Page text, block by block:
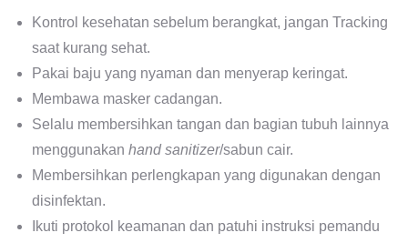
Kontrol kesehatan sebelum berangkat, jangan Tracking
saat kurang sehat.
Pakai baju yang nyaman dan menyerap keringat.
Membawa masker cadangan.
Selalu membersihkan tangan dan bagian tubuh lainnya
menggunakan hand sanitizer/sabun cair.
Membersihkan perlengkapan yang digunakan dengan
disinfektan.
Ikuti protokol keamanan dan patuhi instruksi pemandu